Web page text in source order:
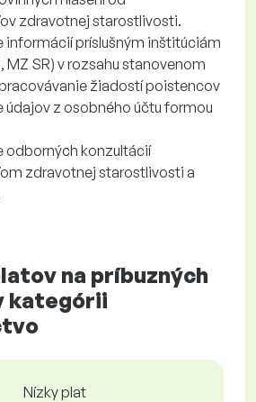
zdravotnej starostlivosti.
informácií príslušným inštitúciám
MZ SR) v rozsahu stanovenom
žiadostí poistencov
údajov z osobného účtu formou
odborných konzultácií
zdravotnej starostlivosti a
na príbuzných
kategórii
Nízky plat